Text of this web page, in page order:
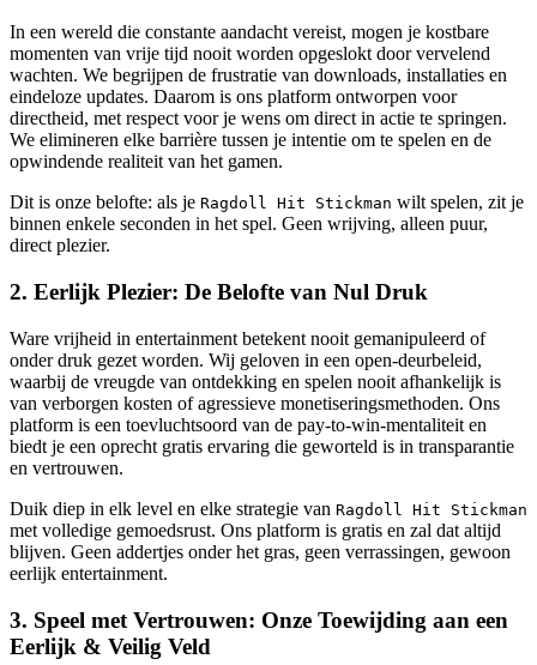
In een wereld die constante aandacht vereist, mogen je kostbare
momenten van vrije tijd nooit worden opgeslokt door vervelend
wachten. We begrijpen de frustratie van downloads, installaties en
eindeloze updates. Daarom is ons platform ontworpen voor
directheid, met respect voor je wens om direct in actie te springen.
We elimineren elke barrière tussen je intentie om te spelen en de
opwindende realiteit van het gamen.
Dit is onze belofte: als je Ragdoll Hit Stickman wilt spelen, zit je
binnen enkele seconden in het spel. Geen wrijving, alleen puur,
direct plezier.
2. Eerlijk Plezier: De Belofte van Nul Druk
Ware vrijheid in entertainment betekent nooit gemanipuleerd of
onder druk gezet worden. Wij geloven in een open-deurbeleid,
waarbij de vreugde van ontdekking en spelen nooit afhankelijk is
van verborgen kosten of agressieve monetiseringsmethoden. Ons
platform is een toevluchtsoord van de pay-to-win-mentaliteit en
biedt je een oprecht gratis ervaring die geworteld is in transparantie
en vertrouwen.
Duik diep in elk level en elke strategie van Ragdoll Hit Stickman
met volledige gemoedsrust. Ons platform is gratis en zal dat altijd
blijven. Geen addertjes onder het gras, geen verrassingen, gewoon
eerlijk entertainment.
3. Speel met Vertrouwen: Onze Toewijding aan een
Eerlijk & Veilig Veld